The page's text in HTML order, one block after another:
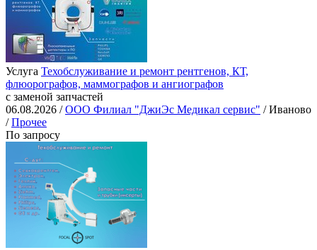
Услуга Техобслуживание и ремонт рентгенов, КТ,
флюорографов, маммографов и ангиографов
с заменой запчастей
06.08.2026 /ООО Филиал "ДжиЭс Медикал сервис" / Иваново
/Прочее
По запросу